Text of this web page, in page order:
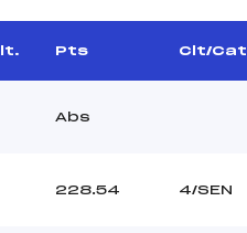
Pts Clt/Cat
Abs
228.54 4/SEN